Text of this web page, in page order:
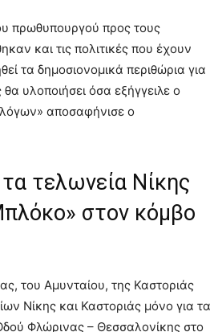
πρωθυπουργού προς τους
και τις πολιτικές που έχουν
τα δημοσιονομικά περιθώρια για
υλοποιήσει όσα εξήγγειλε ο
αποσαφήνισε ο
τελωνεία Νίκης
στον κόμβο
του Αμυνταίου, της Καστοριάς
Νίκης και Καστοριάς μόνο για τα
Φλώρινας – Θεσσαλονίκης στο